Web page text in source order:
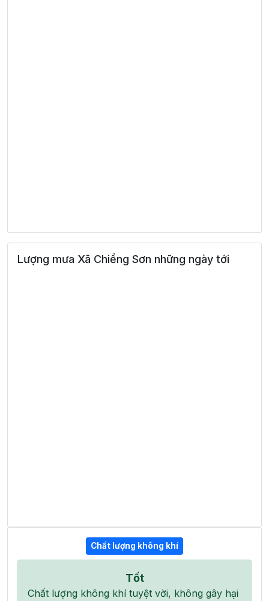
Lượng mưa Xã Chiềng Sơn những ngày tới
Chất lượng không khí
Tốt
Chất lượng không khí tuyệt vời, không gây hại